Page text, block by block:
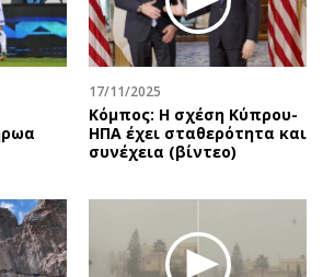
17/11/2025
Κόμπος: Η σχέση Κύπρου-
ΗΠΑ έχει σταθερότητα και
συνέχεια (βίντεο)